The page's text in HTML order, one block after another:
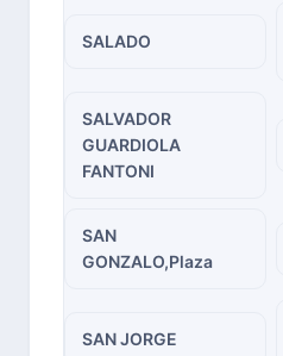
SALADO
SALVADOR
GUARDIOLA
FANTONI
SAN
GONZALO,Plaza
SAN JORGE